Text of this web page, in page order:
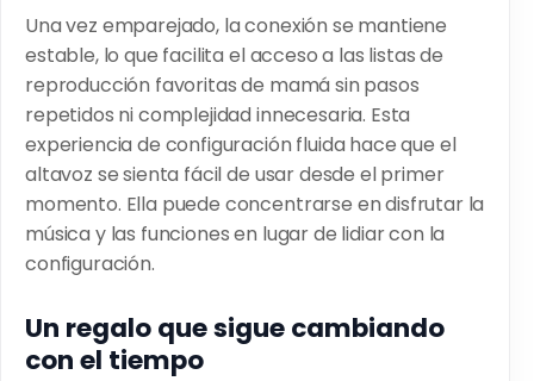
Una vez emparejado, la conexión se mantiene
estable, lo que facilita el acceso a las listas de
reproducción favoritas de mamá sin pasos
repetidos ni complejidad innecesaria. Esta
experiencia de configuración fluida hace que el
altavoz se sienta fácil de usar desde el primer
momento. Ella puede concentrarse en disfrutar la
música y las funciones en lugar de lidiar con la
configuración.
Un regalo que sigue cambiando
con el tiempo